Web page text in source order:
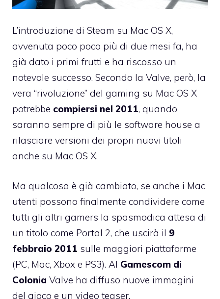
L’introduzione di Steam su Mac OS X,
avvenuta poco poco più di due mesi fa, ha
già dato i primi frutti e ha riscosso un
notevole successo. Secondo la Valve, però, la
vera “rivoluzione” del gaming su Mac OS X
potrebbe compiersi nel 2011, quando
saranno sempre di più le software house a
rilasciare versioni dei propri nuovi titoli
anche su Mac OS X.
Ma qualcosa è già cambiato, se anche i Mac
utenti possono finalmente condividere come
tutti gli altri gamers la spasmodica attesa di
un titolo come Portal 2, che uscirà il 9
febbraio 2011 sulle maggiori piattaforme
(PC, Mac, Xbox e PS3). Al Gamescom di
Colonia Valve ha diffuso nuove immagini
del gioco e un video teaser.